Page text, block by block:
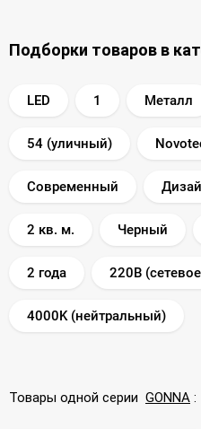
Подборки товаров в
LED 1 Металл
54 (уличный)
Современный
2 кв. м. Черный
2 года 220В
4000K (нейтральный)
Товары одной серии GONNA :